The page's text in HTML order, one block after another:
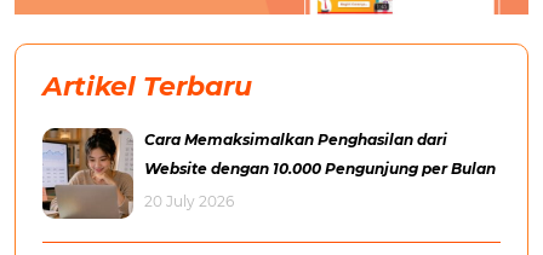
Artikel Terbaru
Cara Memaksimalkan Penghasilan dari
Website dengan 10.000 Pengunjung per Bulan
20 July 2026